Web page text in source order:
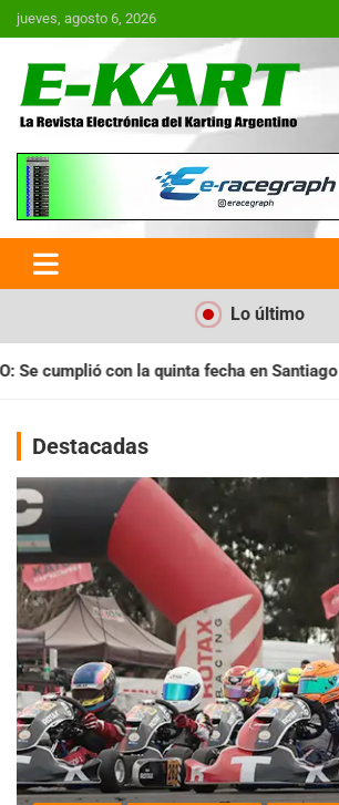
Saltar
al
jueves, agosto 6, 2026
E-Kart.com.ar | La
Electrónica del
Argentina
Lo último
en Santiago IAME SERIES
Destacadas